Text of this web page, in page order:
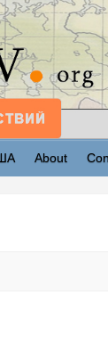
About